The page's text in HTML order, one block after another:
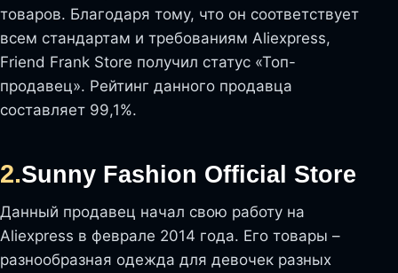
товаров. Благодаря тому, что он соответствует
всем стандартам и требованиям Aliexpress,
Friend Frank Store получил статус «Топ-
продавец». Рейтинг данного продавца
составляет 99,1%.
2.Sunny Fashion Official Store
Данный продавец начал свою работу на
Aliexpress в феврале 2014 года. Его товары –
разнообразная одежда для девочек разных